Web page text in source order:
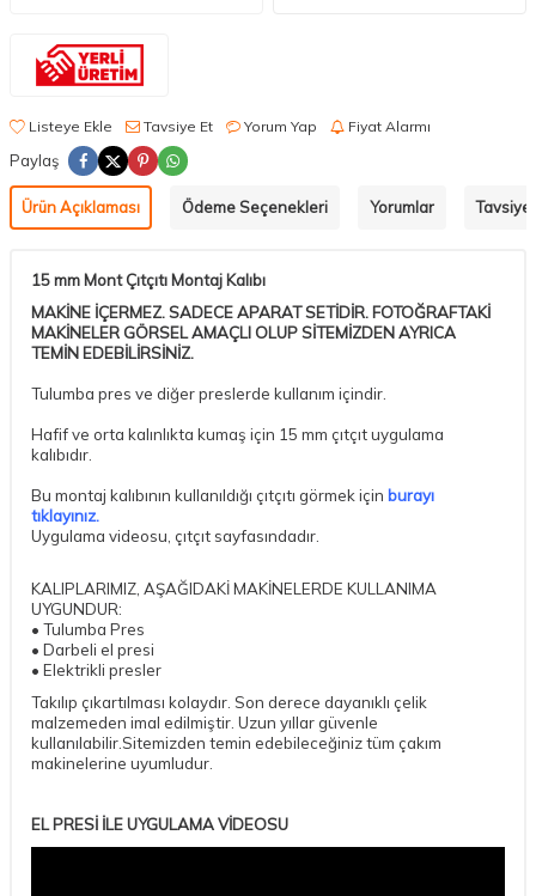
Listeye Ekle Tavsiye Et Yorum Yap Fiyat Alarmı
Paylaş
Ürün Açıklaması Ödeme Seçenekleri Yorumlar Tavsiye
15 mm Mont Çıtçıtı Montaj Kalıbı
MAKİNE İÇERMEZ. SADECE APARAT SETİDİR. FOTOĞRAFTAKİ
MAKİNELER GÖRSEL AMAÇLI OLUP SİTEMİZDEN AYRICA
TEMİN EDEBİLİRSİNİZ.
Tulumba pres ve diğer preslerde kullanım içindir.
Hafif ve orta kalınlıkta kumaş için 15 mm çıtçıt uygulama
kalıbıdır.
Bu montaj kalıbının kullanıldığı çıtçıtı görmek için burayı
tıklayınız.
Uygulama videosu, çıtçıt sayfasındadır.
KALIPLARIMIZ, AŞAĞIDAKİ MAKİNELERDE KULLANIMA
UYGUNDUR:
• Tulumba Pres
• Darbeli el presi
• Elektrikli presler
Takılıp çıkartılması kolaydır. Son derece dayanıklı çelik
malzemeden imal edilmiştir. Uzun yıllar güvenle
kullanılabilir.Sitemizden temin edebileceğiniz tüm çakım
makinelerine uyumludur.
EL PRESİ İLE UYGULAMA VİDEOSU